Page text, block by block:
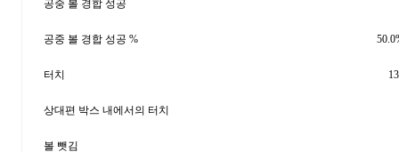
공중 볼 경합 성공
공중 볼 경합 성공 %
터치
상대편 박스 내에서의 터치
볼 뺏김